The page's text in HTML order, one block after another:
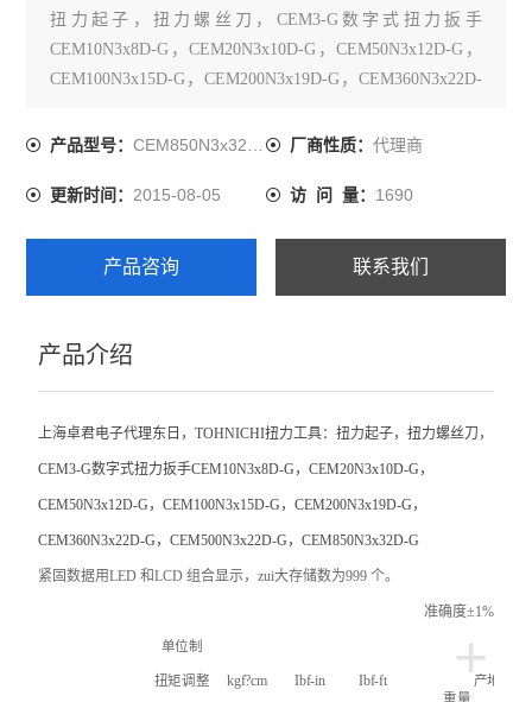
扭力起子，扭力螺丝刀，CEM3-G数字式扭力扳手
CEM10N3x8D-G，CEM20N3x10D-G，CEM50N3x12D-G，
CEM100N3x15D-G，CEM200N3x19D-G，CEM360N3x22D-
产品型号：CEM850N3x32D-G 厂商性质： 代理商
更新时间：2015-08-05 访 问 量： 1690
产品咨询 联系我们
产品介绍
上海卓君电子代理东日，TOHNICHI扭力工具：扭力起子，扭力螺丝刀，
CEM3-G数字式扭力扳手CEM10N3x8D-G ，CEM20N3x10D-G ，
CEM50N3x12D-G ，CEM100N3x15D-G ，CEM200N3x19D-G ，
CEM360N3x22D-G ，CEM500N3x22D-G ，CEM850N3x32D-G
紧固数据用LED 和LCD 组合显示，zui大存储数为999 个。
准确度±1%
+
单位制
扭矩调整 kgf?cm Ibf-in Ibf-ft
重量
产地